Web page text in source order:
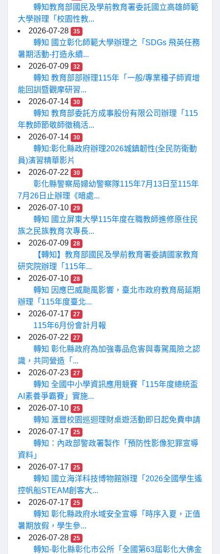
轉知教育部國民及學前教育署委託國立高雄師範
大學辦理「校園性教...
2026-07-28
35
轉知 國立彰化師範大學辦理之「SDGs 飛英任務
暑期活動-打造永續...
2026-07-09
32
轉知 教育部部辦理115年「一般/專業種子師資增
能回訓暨觀摩研習...
2026-07-14
30
轉知 教育部委託方成事股份有限公司辦理「115
年教師節敬師徵稿活...
2026-07-14
30
轉知:彰化縣政府辦理2026城鎮韌性(全民防衛動
員)演習精華影片
2026-07-22
30
彰化縣警察局婦幼警察隊115年7月13日至115年
7月26日止辦理《暗處...
2026-07-10
29
轉知 國立屏東大學115年度在職教師進修原住民
族之民族教育次專長...
2026-07-09
28
【轉知】教育部國民及學前教育署委請國家教育
研究院辦理「115年...
2026-07-10
28
轉知 因應巴威颱風影響，臺北市政府教育局延期
辦理「115年度臺北...
2026-07-17
27
115年6月份會計月報
2026-07-22
27
轉知 彰化縣政府為加強毒品危害與毒駕風險之認
識，共同營造「...
2026-07-23
27
轉知 全國中小學資訊應用競賽「115年度總統盃
AI素養爭霸賽」實施...
2026-07-10
25
轉知 滙豐校園巡迴理財桌遊活動即日起免費申請
2026-07-17
25
轉知：內政部警政署製作「預防性影像犯罪宣導
資料」
2026-07-17
25
轉知 國立海洋科技博物館辦理「2026全國學生遙
控帆船STEAM創客大...
2026-07-17
25
轉知 彰化縣政府水域安全宣導「時序入夏，正值
暑期放假，學生參...
2026-07-28
25
轉知-彰化縣彰化市公所「全國第63屆彰化大佛金